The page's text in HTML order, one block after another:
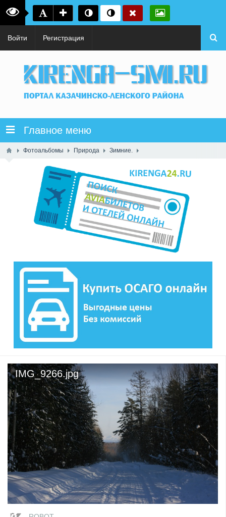
Войти Регистрация
Главное меню
Фотоальбомы Природа Зимние.
IMG_9266.jpg